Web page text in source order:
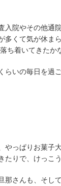
入院やその他通
多くて気が休ま
ち着いてきたか
らいの毎日を過
やっぱりお菓子
たりで、けっこ
那さんも、そし